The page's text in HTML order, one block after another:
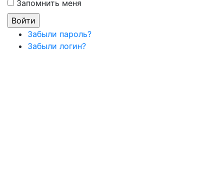
Запомнить меня
Забыли пароль?
Забыли логин?